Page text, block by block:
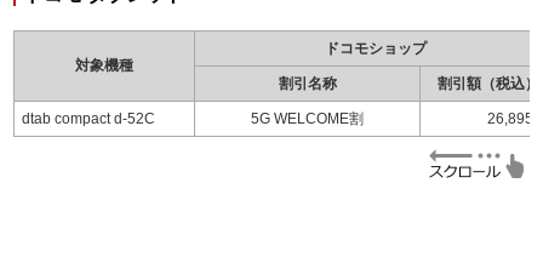
対象機種
ドコモショップ
割引名称 割引額（税込）
dtab compact d-52C 5G WELCOME割 26,895